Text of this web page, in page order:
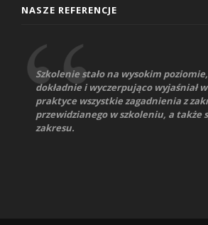
NASZE REFERENCJE
Szkolenie stało na wysokim
dokładnie i wyczerpująco wyjaśniał
praktyce wszystkie zagadnienia z
przewidzianego w szkoleniu, a także
zakresu.